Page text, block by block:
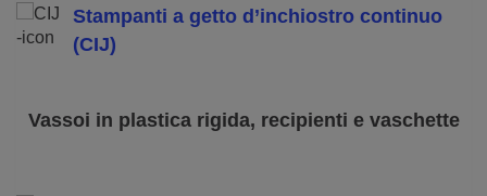
Stampanti a getto d’inchiostro continuo
(CIJ)
Vassoi in plastica rigida, recipienti e vaschette